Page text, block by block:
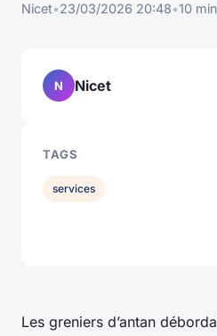
Nicet•23/03/2026 20:48•10
Les greniers d’antan
N Nicet
TAGS
services